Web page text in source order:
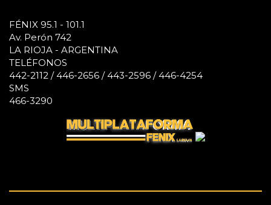
FÉNIX 95.1 - 101.1
Av. Perón 742
LA RIOJA - ARGENTINA
TELÉFONOS
442-2112 / 446-2656 / 443-2596 / 446-4254
SMS
466-3290